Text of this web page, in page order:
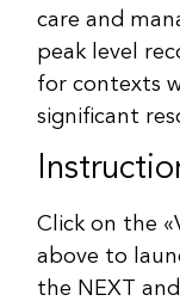
care and
peak level
for contexts
significant
Click on the
above to
the NEXT